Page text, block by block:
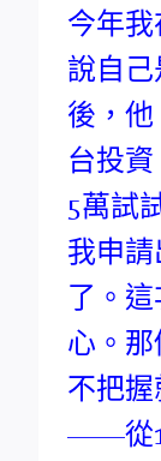
今年我
說自
後，他
台投
5萬試
我申
了。
心。那
不把
——從